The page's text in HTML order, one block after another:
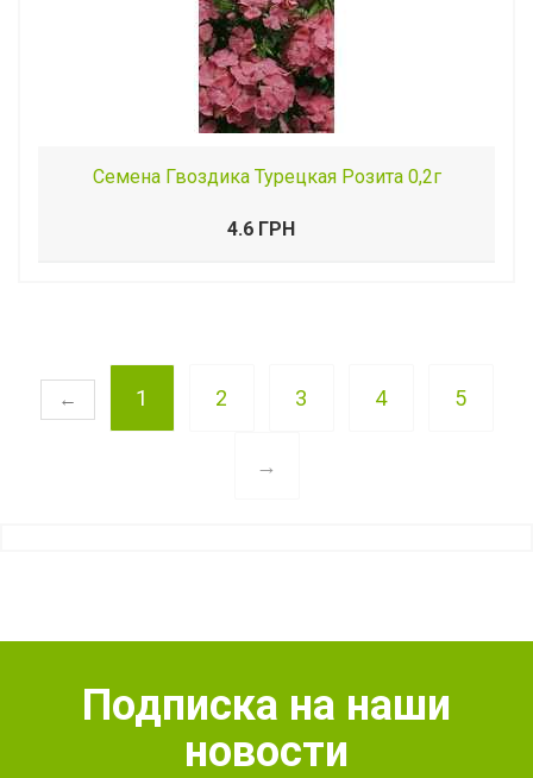
Семена Гвоздика Турецкая Розита 0,2г
4.6 ГРН
← 1 2 3 4 5
→
Подписка на наши
новости